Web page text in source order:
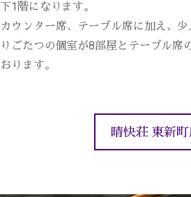
下1階になります。
カウンター席、テーブル席に加え、
りごたつの個室が8部屋とテーブル席
おります。
晴快荘 東新